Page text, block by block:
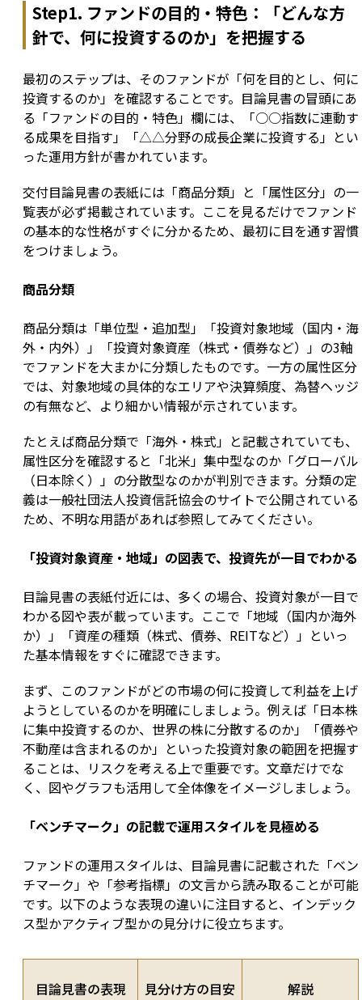
Step1. ファンドの目的・特色：「どんな方
針で、何に投資するのか」を把握する
最初のステップは、そのファンドが「何を目的とし、何に
投資するのか」を確認することです。目論見書の冒頭にあ
る「ファンドの目的・特色」欄には、「○○指数に連動す
る成果を目指す」「△△分野の成長企業に投資する」とい
った運用方針が書かれています。
交付目論見書の表紙には「商品分類」と「属性区分」の一
覧表が必ず掲載されています。ここを見るだけでファンド
の基本的な性格がすぐに分かるため、最初に目を通す習慣
をつけましょう。
商品分類
商品分類は「単位型・追加型」「投資対象地域（国内・海
外・内外）」「投資対象資産（株式・債券など）」の3軸
でファンドを大まかに分類したものです。一方の属性区分
では、対象地域の具体的なエリアや決算頻度、為替ヘッジ
の有無など、より細かい情報が示されています。
たとえば商品分類で「海外・株式」と記載されていても、
属性区分を確認すると「北米」集中型なのか「グローバル
（日本除く）」の分散型なのかが判別できます。分類の定
義は一般社団法人投資信託協会のサイトで公開されている
ため、不明な用語があれば参照してみてください。
「投資対象資産・地域」の図表で、投資先が一目でわかる
目論見書の表紙付近には、多くの場合、投資対象が一目で
わかる図や表が載っています。ここで「地域（国内か海外
か）」「資産の種類（株式、債券、REITなど）」といっ
た基本情報をすぐに確認できます。
まず、このファンドがどの市場の何に投資して利益を上げ
ようとしているのかを明確にしましょう。例えば「日本株
に集中投資するのか、世界の株に分散するのか」「債券や
不動産は含まれるのか」といった投資対象の範囲を把握す
ることは、リスクを考える上で重要です。文章だけでな
く、図やグラフも活用して全体像をイメージしましょう。
「ベンチマーク」の記載で運用スタイルを見極める
ファンドの運用スタイルは、目論見書に記載された「ベン
チマーク」や「参考指標」の文言から読み取ることが可能
です。以下のような表現の違いに注目すると、インデック
ス型かアクティブ型かの見分けに役立ちます。
目論見書の表現 見分け方の目安 解説